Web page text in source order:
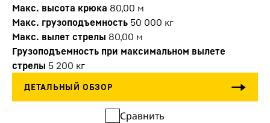
Макс. высота крюка 80,00 м
Макс. грузоподъемность 50 000 кг
Макс. вылет стрелы 80,00 м
Грузоподъемность при максимальном вылете
стрелы 5 200 кг
Сравнить